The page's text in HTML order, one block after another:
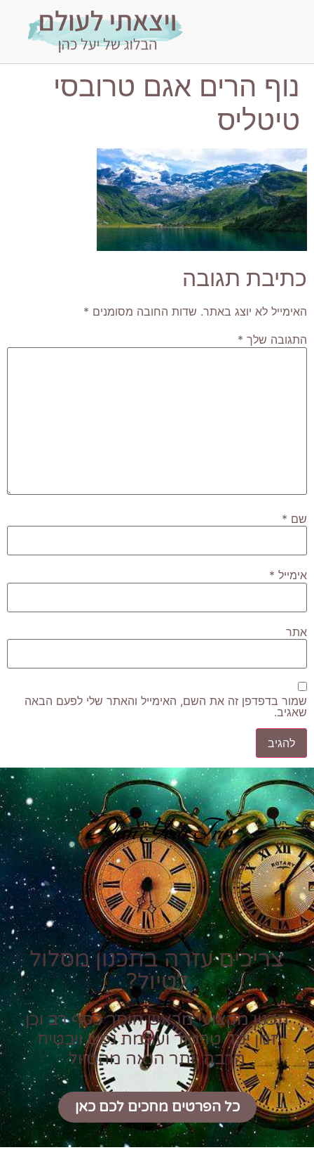
נוף הרים אגם טרובסי
טיטליס
כתיבת תגובה
האימייל לא יוצג באתר. שדות החובה מסומנים *
התגובה שלך *
שם *
אימייל *
אתר
שמור בדפדפן זה את השם, האימייל והאתר שלי לפעם הבאה
שאגיב.
Plan Your Trip
צריכים עזרה בתכנון מסלול
לטיול?
תכנון מקצועי מראש חוסך כסף רב וכן
זמן יקר טרטור ועוגמת נפש ויבטיח
הרבה יותר הנאה מהטיול
כל הפרטים מחכים לכם כאן